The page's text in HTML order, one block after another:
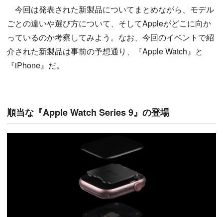
今回は発表された新製品についてまとめながら、モデル
ごとの違いや選び方について、そしてAppleがどこに向か
っているのか考察してみよう。なお、今回のイベントで紹
介された新製品は事前の予想通り、『Apple Watch』と
『iPhone』だ。
順当な『Apple Watch Series 9』の登場